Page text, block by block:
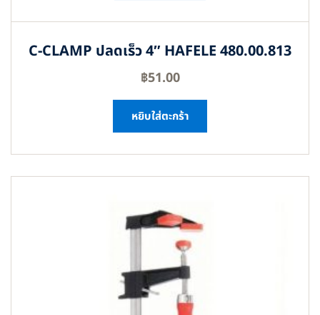
C-CLAMP ปลดเร็ว 4″ HAFELE 480.00.813
฿51.00
หยิบใส่ตะกร้า